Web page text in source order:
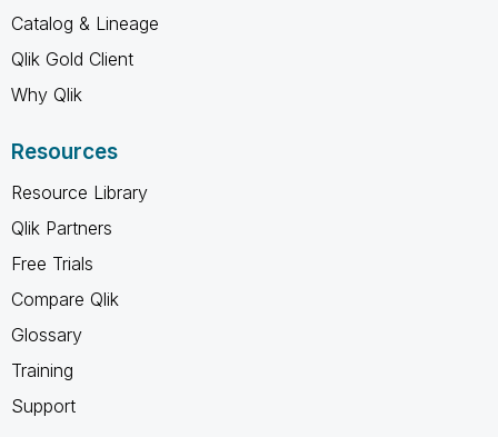
Catalog & Lineage
Qlik Gold Client
Why Qlik
Resources
Resource Library
Qlik Partners
Free Trials
Compare Qlik
Glossary
Training
Support